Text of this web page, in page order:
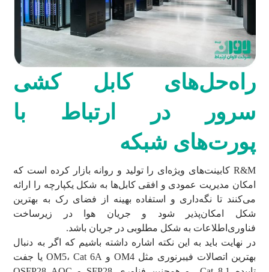
راهحل‌‌های کابل‌ کشی
سرور در ارتباط با
پورت‌های شبکه
R&M کابینت‌های ویژه‌ای را تولید و روانه بازار کرده است که
امکان مدیریت عمودی و افقی کابل‌ها به شکل یکپارچه را ارائه
می‌کنند تا نگه‌داری و استفاده بهینه از فضای رک به بهترین
شکل امکان‌پذیر شود و جریان هوا در زیرساخت
فناوری‌اطلاعات به شکل مطلوبی در جریان باشد.
در نهایت باید به این نکته اشاره داشته باشیم که اگر به دنبال
بهترین اتصالات فیبرنوری مثل OM4 و OM5، Cat 6A یا جفت